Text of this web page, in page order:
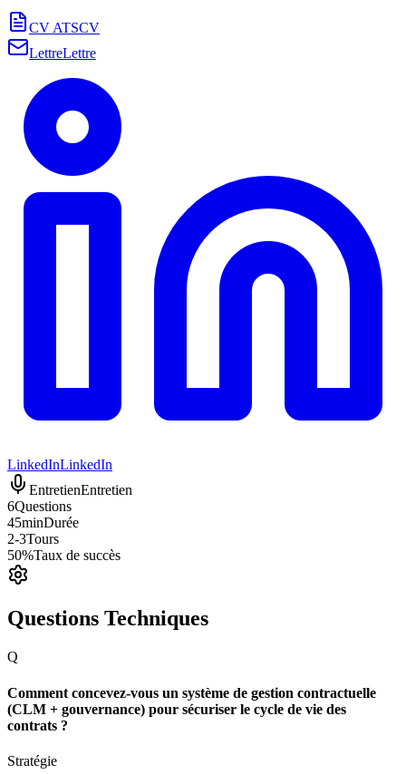
CV ATSCV
LettreLettre
LinkedInLinkedIn
EntretienEntretien
6Questions
45minDurée
2-3Tours
50%Taux de succès
Questions Techniques
Q
Comment concevez-vous un système de gestion contractuelle
(CLM + gouvernance) pour sécuriser le cycle de vie des
contrats ?
Stratégie